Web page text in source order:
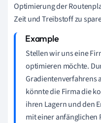
Optimierung der
Zeit und Treibstoff zu
Stellen wir uns eine
optimieren möchte.
Gradientenverfahrens
könnte die Firma die
ihren Lagern und den
mit einer anfänglichen